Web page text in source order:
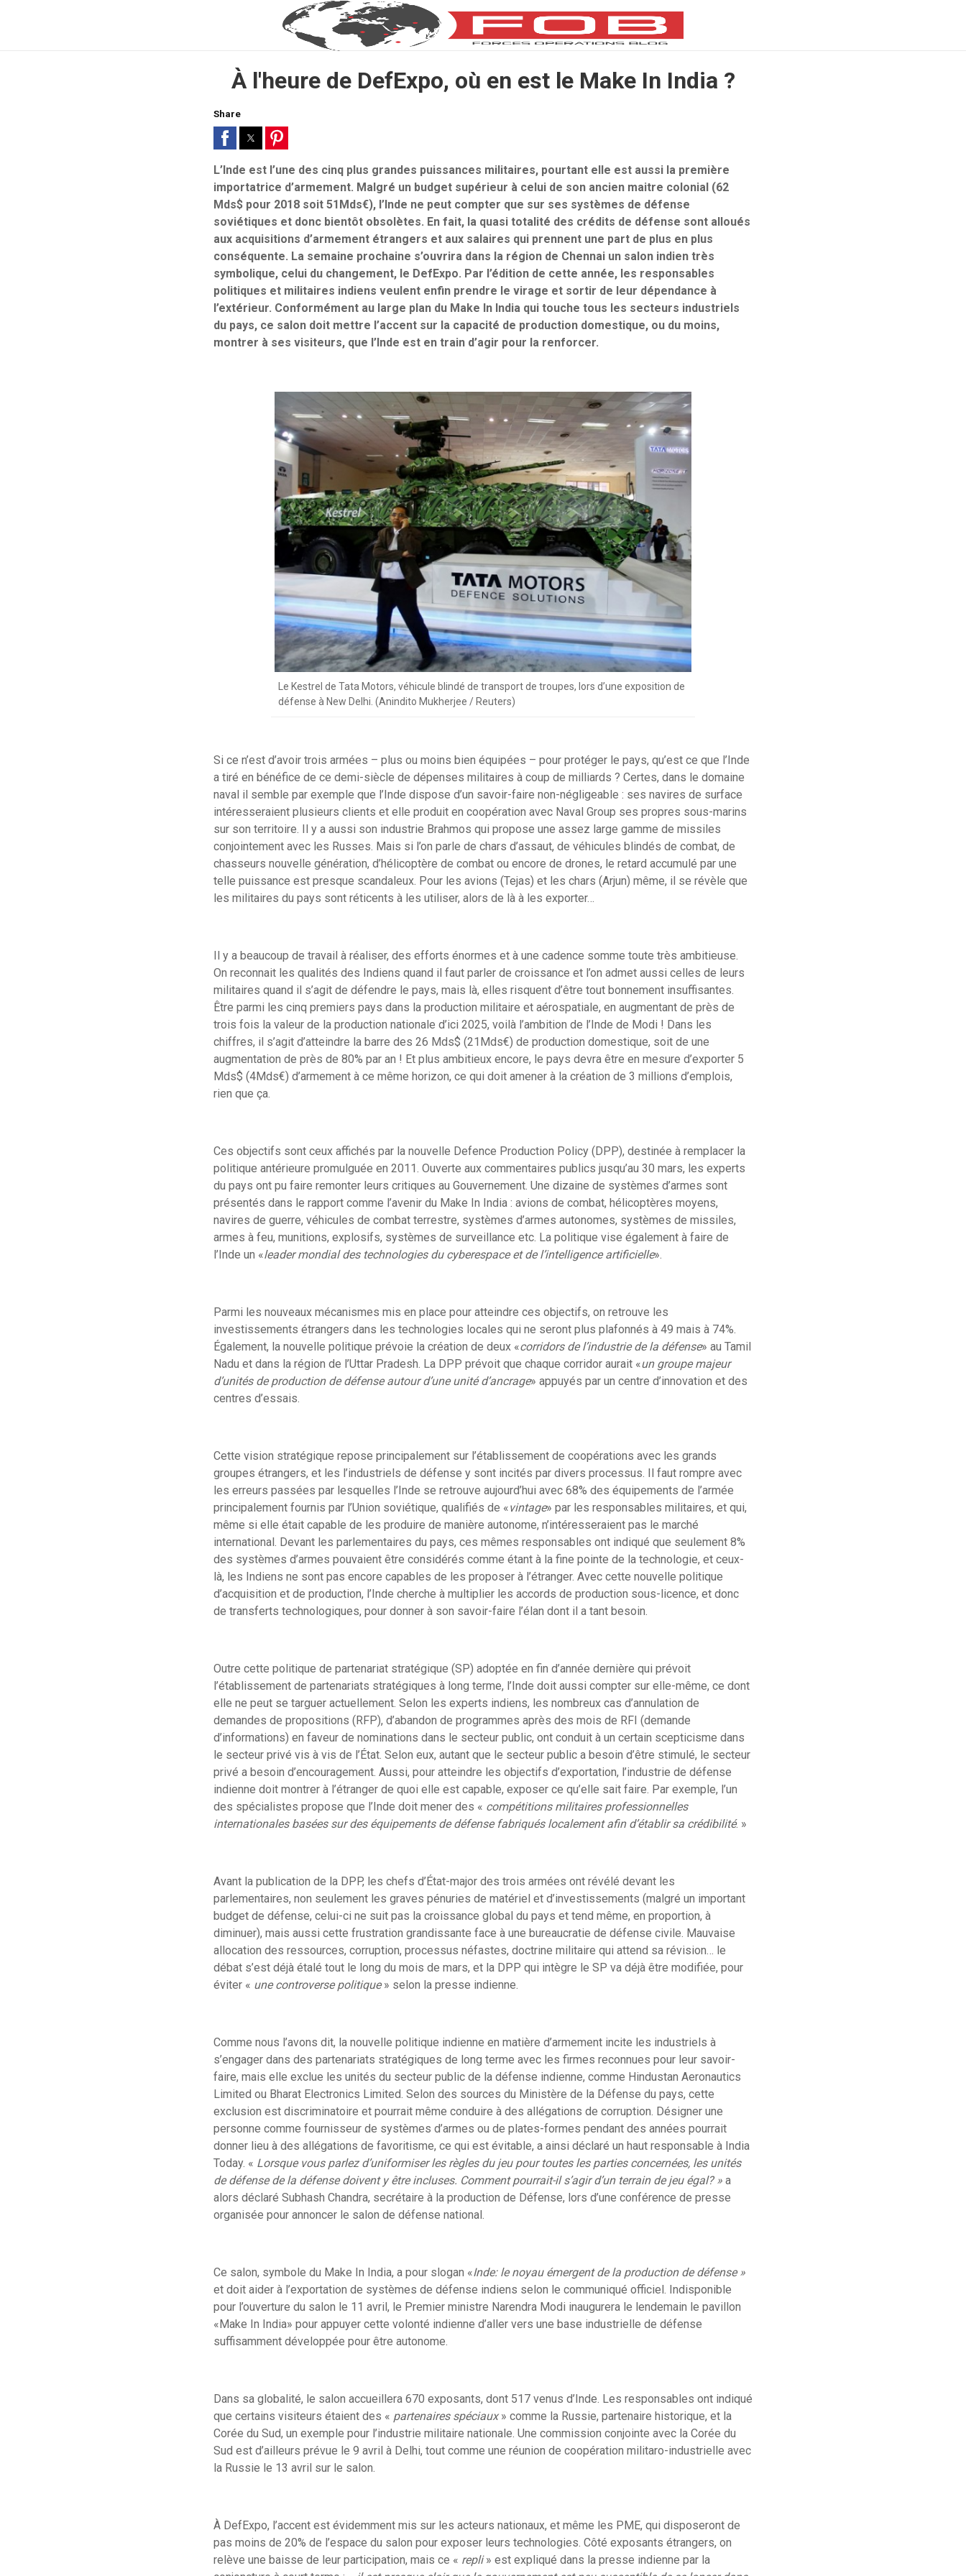
À l'heure de DefExpo, où en est le Make In India ?
Share
L’Inde est l’une des cinq plus grandes puissances militaires, pourtant elle est aussi la première
importatrice d’armement. Malgré un budget supérieur à celui de son ancien maitre colonial (62
Mds$ pour 2018 soit 51Mds€), l’Inde ne peut compter que sur ses systèmes de défense
soviétiques et donc bientôt obsolètes. En fait, la quasi totalité des crédits de défense sont alloués
aux acquisitions d’armement étrangers et aux salaires qui prennent une part de plus en plus
conséquente. La semaine prochaine s’ouvrira dans la région de Chennai un salon indien très
symbolique, celui du changement, le DefExpo. Par l’édition de cette année, les responsables
politiques et militaires indiens veulent enfin prendre le virage et sortir de leur dépendance à
l’extérieur. Conformément au large plan du Make In India qui touche tous les secteurs industriels
du pays, ce salon doit mettre l’accent sur la capacité de production domestique, ou du moins,
montrer à ses visiteurs, que l’Inde est en train d’agir pour la renforcer.
Le Kestrel de Tata Motors, véhicule blindé de transport de troupes, lors d’une exposition de
défense à New Delhi. (Anindito Mukherjee / Reuters)
Si ce n’est d’avoir trois armées – plus ou moins bien équipées – pour protéger le pays, qu’est ce que l’Inde
a tiré en bénéfice de ce demi-siècle de dépenses militaires à coup de milliards ? Certes, dans le domaine
naval il semble par exemple que l’Inde dispose d’un savoir-faire non-négligeable : ses navires de surface
intéresseraient plusieurs clients et elle produit en coopération avec Naval Group ses propres sous-marins
sur son territoire. Il y a aussi son industrie Brahmos qui propose une assez large gamme de missiles
conjointement avec les Russes. Mais si l’on parle de chars d’assaut, de véhicules blindés de combat, de
chasseurs nouvelle génération, d’hélicoptère de combat ou encore de drones, le retard accumulé par une
telle puissance est presque scandaleux. Pour les avions (Tejas) et les chars (Arjun) même, il se révèle que
les militaires du pays sont réticents à les utiliser, alors de là à les exporter…
Il y a beaucoup de travail à réaliser, des efforts énormes et à une cadence somme toute très ambitieuse.
On reconnait les qualités des Indiens quand il faut parler de croissance et l’on admet aussi celles de leurs
militaires quand il s’agit de défendre le pays, mais là, elles risquent d’être tout bonnement insuffisantes.
Être parmi les cinq premiers pays dans la production militaire et aérospatiale, en augmentant de près de
trois fois la valeur de la production nationale d’ici 2025, voilà l’ambition de l’Inde de Modi ! Dans les
chiffres, il s’agit d’atteindre la barre des 26 Mds$ (21Mds€) de production domestique, soit de une
augmentation de près de 80% par an ! Et plus ambitieux encore, le pays devra être en mesure d’exporter 5
Mds$ (4Mds€) d’armement à ce même horizon, ce qui doit amener à la création de 3 millions d’emplois,
rien que ça.
Ces objectifs sont ceux affichés par la nouvelle Defence Production Policy (DPP), destinée à remplacer la
politique antérieure promulguée en 2011. Ouverte aux commentaires publics jusqu’au 30 mars, les experts
du pays ont pu faire remonter leurs critiques au Gouvernement. Une dizaine de systèmes d’armes sont
présentés dans le rapport comme l’avenir du Make In India : avions de combat, hélicoptères moyens,
navires de guerre, véhicules de combat terrestre, systèmes d’armes autonomes, systèmes de missiles,
armes à feu, munitions, explosifs, systèmes de surveillance etc. La politique vise également à faire de
l’Inde un «leader mondial des technologies du cyberespace et de l’intelligence artificielle».
Parmi les nouveaux mécanismes mis en place pour atteindre ces objectifs, on retrouve les
investissements étrangers dans les technologies locales qui ne seront plus plafonnés à 49 mais à 74%.
Également, la nouvelle politique prévoie la création de deux «corridors de l’industrie de la défense» au Tamil
Nadu et dans la région de l’Uttar Pradesh. La DPP prévoit que chaque corridor aurait «un groupe majeur
d’unités de production de défense autour d’une unité d’ancrage» appuyés par un centre d’innovation et des
centres d’essais.
Cette vision stratégique repose principalement sur l’établissement de coopérations avec les grands
groupes étrangers, et les l’industriels de défense y sont incités par divers processus. Il faut rompre avec
les erreurs passées par lesquelles l’Inde se retrouve aujourd’hui avec 68% des équipements de l’armée
principalement fournis par l’Union soviétique, qualifiés de «vintage» par les responsables militaires, et qui,
même si elle était capable de les produire de manière autonome, n’intéresseraient pas le marché
international. Devant les parlementaires du pays, ces mêmes responsables ont indiqué que seulement 8%
des systèmes d’armes pouvaient être considérés comme étant à la fine pointe de la technologie, et ceux-
là, les Indiens ne sont pas encore capables de les proposer à l’étranger. Avec cette nouvelle politique
d’acquisition et de production, l’Inde cherche à multiplier les accords de production sous-licence, et donc
de transferts technologiques, pour donner à son savoir-faire l’élan dont il a tant besoin.
Outre cette politique de partenariat stratégique (SP) adoptée en fin d’année dernière qui prévoit
l’établissement de partenariats stratégiques à long terme, l’Inde doit aussi compter sur elle-même, ce dont
elle ne peut se targuer actuellement. Selon les experts indiens, les nombreux cas d’annulation de
demandes de propositions (RFP), d’abandon de programmes après des mois de RFI (demande
d’informations) en faveur de nominations dans le secteur public, ont conduit à un certain scepticisme dans
le secteur privé vis à vis de l’État. Selon eux, autant que le secteur public a besoin d’être stimulé, le secteur
privé a besoin d’encouragement. Aussi, pour atteindre les objectifs d’exportation, l’industrie de défense
indienne doit montrer à l’étranger de quoi elle est capable, exposer ce qu’elle sait faire. Par exemple, l’un
des spécialistes propose que l’Inde doit mener des « compétitions militaires professionnelles
internationales basées sur des équipements de défense fabriqués localement afin d’établir sa crédibilité. »
Avant la publication de la DPP, les chefs d’État-major des trois armées ont révélé devant les
parlementaires, non seulement les graves pénuries de matériel et d’investissements (malgré un important
budget de défense, celui-ci ne suit pas la croissance global du pays et tend même, en proportion, à
diminuer), mais aussi cette frustration grandissante face à une bureaucratie de défense civile. Mauvaise
allocation des ressources, corruption, processus néfastes, doctrine militaire qui attend sa révision… le
débat s’est déjà étalé tout le long du mois de mars, et la DPP qui intègre le SP va déjà être modifiée, pour
éviter « une controverse politique» selon la presse indienne.
Comme nous l’avons dit, la nouvelle politique indienne en matière d’armement incite les industriels à
s’engager dans des partenariats stratégiques de long terme avec les firmes reconnues pour leur savoir-
faire, mais elle exclue les unités du secteur public de la défense indienne, comme Hindustan Aeronautics
Limited ou Bharat Electronics Limited. Selon des sources du Ministère de la Défense du pays, cette
exclusion est discriminatoire et pourrait même conduire à des allégations de corruption. Désigner une
personne comme fournisseur de systèmes d’armes ou de plates-formes pendant des années pourrait
donner lieu à des allégations de favoritisme, ce qui est évitable, a ainsi déclaré un haut responsable à India
Today. « Lorsque vous parlez d’uniformiser les règles du jeu pour toutes les parties concernées, les unités
de défense de la défense doivent y être incluses. Comment pourrait-il s’agir d’un terrain de jeu égal? » a
alors déclaré Subhash Chandra, secrétaire à la production de Défense, lors d’une conférence de presse
organisée pour annoncer le salon de défense national.
Ce salon, symbole du Make In India, a pour slogan «Inde: le noyau émergent de la production de défense »
et doit aider à l’exportation de systèmes de défense indiens selon le communiqué officiel. Indisponible
pour l’ouverture du salon le 11 avril, le Premier ministre Narendra Modi inaugurera le lendemain le pavillon
«Make In India» pour appuyer cette volonté indienne d’aller vers une base industrielle de défense
suffisamment développée pour être autonome.
Dans sa globalité, le salon accueillera 670 exposants, dont 517 venus d’Inde. Les responsables ont indiqué
que certains visiteurs étaient des « partenaires spéciaux» comme la Russie, partenaire historique, et la
Corée du Sud, un exemple pour l’industrie militaire nationale. Une commission conjointe avec la Corée du
Sud est d’ailleurs prévue le 9 avril à Delhi, tout comme une réunion de coopération militaro-industrielle avec
la Russie le 13 avril sur le salon.
À DefExpo, l’accent est évidemment mis sur les acteurs nationaux, et même les PME, qui disposeront de
pas moins de 20% de l’espace du salon pour exposer leurs technologies. Côté exposants étrangers, on
relève une baisse de leur participation, mais ce « repli» est expliqué dans la presse indienne par la